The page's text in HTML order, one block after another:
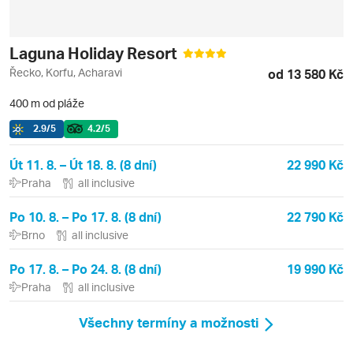
Laguna Holiday Resort
Řecko, Korfu, Acharavi od 13 580 Kč
400 m od pláže
2.9/5 4.2/5
Út 11. 8. – Út 18. 8. (8 dní) 22 990 Kč
Praha all inclusive
Po 10. 8. – Po 17. 8. (8 dní) 22 790 Kč
Brno all inclusive
Po 17. 8. – Po 24. 8. (8 dní) 19 990 Kč
Praha all inclusive
Všechny termíny a možnosti